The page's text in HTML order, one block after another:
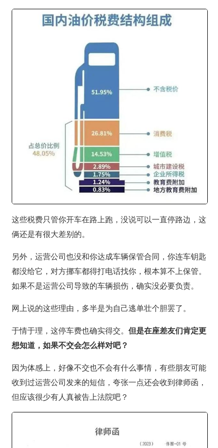
这些税费只管你开车在路上跑，没说可以一直停路边，这
俩还是有很大差别的。
另外，运营公司也没和你达成车辆保管合同，你连车钥匙
都没给它，对方挪车都得打电话找你，根本算不上保管。
如果不是运营公司导致的车辆损伤，确实没必要负责。
网上说的这些理由，多半是为自己逃单壮个胆罢了。
于情于理，这停车费也确实得交。 但是在座差友们肯定更
想知道，如果不交会怎么样对吧？
因为体感上，好像不交也不会有什么事情，有些朋友可能
收到过运营公司发来的短信，夸张一点还会收到律师函，
但应该很少有人真被告上法院吧？